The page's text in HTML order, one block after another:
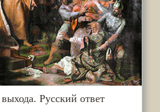
Русский ответ